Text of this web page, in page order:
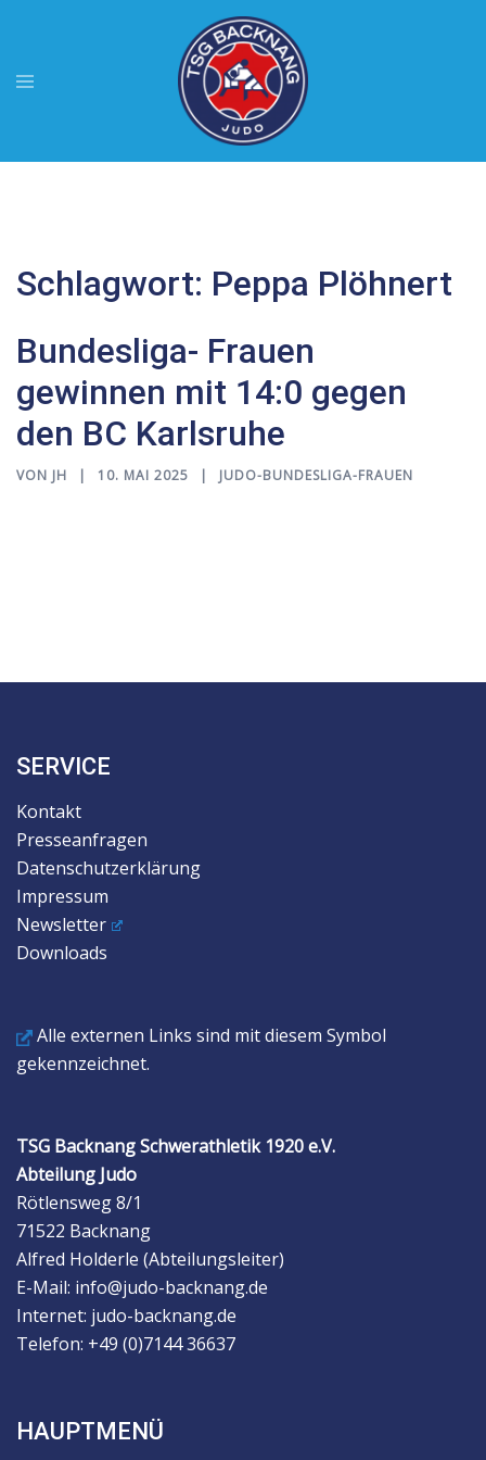
springen
Menü
umschalten
Schlagwort: Peppa Plöhnert
Bundesliga- Frauen
gewinnen mit 14:0 gegen
den BC Karlsruhe
VON JH 10. MAI 2025 JUDO-BUNDESLIGA-FRAUEN
SERVICE
Kontakt
Presseanfragen
Datenschutzerklärung
Impressum
Newsletter
Downloads
Alle externen Links sind mit diesem Symbol
gekennzeichnet.
TSG Backnang Schwerathletik 1920 e.V.
Abteilung Judo
Rötlensweg 8/1
71522 Backnang
Alfred Holderle (Abteilungsleiter)
E-Mail: info@judo-backnang.de
Internet: judo-backnang.de
Telefon: +49 (0)7144 36637
HAUPTMENÜ